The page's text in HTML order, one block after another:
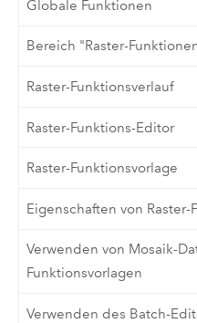
Globale Funktionen
Bereich "Raster-
Raster-Funktionsverlauf
Raster-Funktions-Editor
Raster-Funktionsvorlage
Eigenschaften von Raster-
Verwenden von Mosaik-
Funktionsvorlagen
Verwenden des Batch-